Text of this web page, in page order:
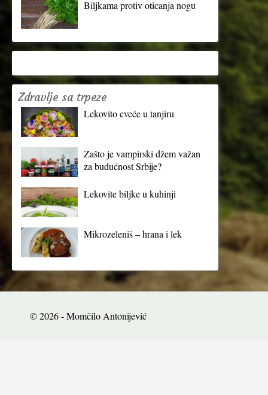
Biljkama protiv oticanja nogu
Zdravlje sa trpeze
Lekovito cveće u tanjiru
Zašto je vampirski džem važan
za budućnost Srbije?
Lekovite biljke u kuhinji
Mikrozeleniš – hrana i lek
© 2026 - Momčilo Antonijević